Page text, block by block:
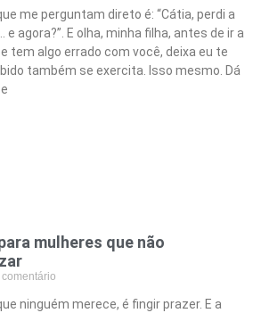
me perguntam direto é: “Cátia, perdi a
agora?”. E olha, minha filha, antes de ir a
tem algo errado com você, deixa eu te
também se exercita. Isso mesmo. Dá
mulheres que não
ninguém merece, é fingir prazer. E a